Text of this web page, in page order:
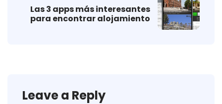
Las 3 apps más interesantes
para encontrar alojamiento
Leave a Reply